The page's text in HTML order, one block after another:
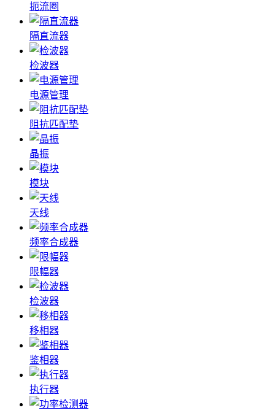
扼流圈
隔直流器
检波器
电源管理
阻抗匹配垫
晶振
模块
天线
频率合成器
限幅器
检波器
移相器
鉴相器
执行器